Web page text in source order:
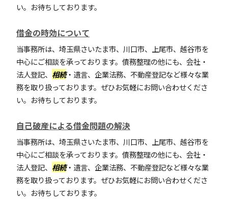
い。お待ちしております。
借金の時効について
当事務所は、埼玉県さいたま市、川口市、上尾市、越谷市を
中心にご相談を承っております。債務整理の他にも、会社・
法人登記、 相続・遺言、企業法務、不動産登記など様々な業
務を取り扱っております。ぜひお気軽にお問い合わせくださ
い。お待ちしております。
自己破産による借金問題の解決
当事務所は、埼玉県さいたま市、川口市、上尾市、越谷市を
中心にご相談を承っております。債務整理の他にも、会社・
法人登記、 相続・遺言、企業法務、不動産登記など様々な業
務を取り扱っております。ぜひお気軽にお問い合わせくださ
い。お待ちしております。